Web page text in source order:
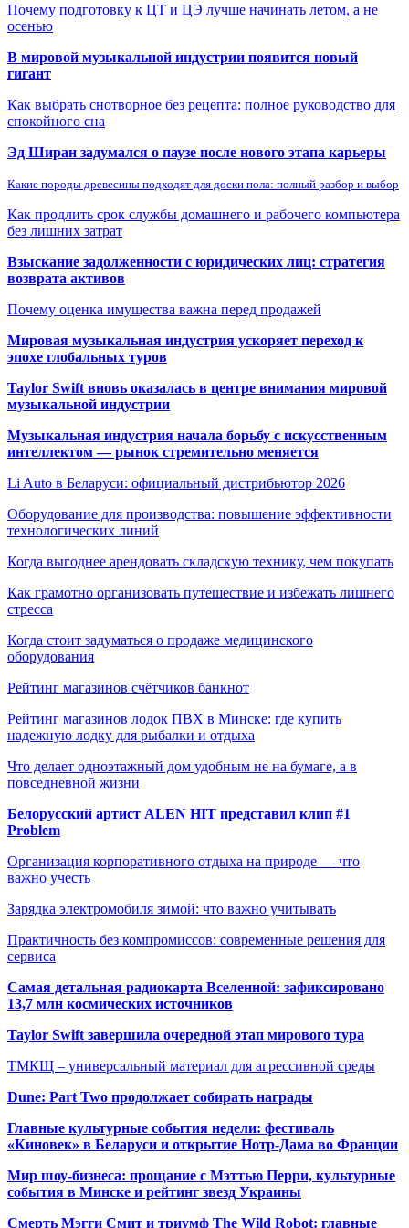
Почему подготовку к ЦТ и ЦЭ лучше начинать летом, а не
осенью
В мировой музыкальной индустрии появится новый
гигант
Как выбрать снотворное без рецепта: полное руководство для
спокойного сна
Эд Ширан задумался о паузе после нового этапа карьеры
Какие породы древесины подходят для доски пола: полный разбор и выбор
Как продлить срок службы домашнего и рабочего компьютера
без лишних затрат
Взыскание задолженности с юридических лиц: стратегия
возврата активов
Почему оценка имущества важна перед продажей
Мировая музыкальная индустрия ускоряет переход к
эпохе глобальных туров
Taylor Swift вновь оказалась в центре внимания мировой
музыкальной индустрии
Музыкальная индустрия начала борьбу с искусственным
интеллектом — рынок стремительно меняется
Li Auto в Беларуси: официальный дистрибьютор 2026
Оборудование для производства: повышение эффективности
технологических линий
Когда выгоднее арендовать складскую технику, чем покупать
Как грамотно организовать путешествие и избежать лишнего
стресса
Когда стоит задуматься о продаже медицинского
оборудования
Рейтинг магазинов счётчиков банкнот
Рейтинг магазинов лодок ПВХ в Минске: где купить
надежную лодку для рыбалки и отдыха
Что делает одноэтажный дом удобным не на бумаге, а в
повседневной жизни
Белорусский артист ALEN HIT представил клип #1
Problem
Организация корпоративного отдыха на природе — что
важно учесть
Зарядка электромобиля зимой: что важно учитывать
Практичность без компромиссов: современные решения для
сервиса
Самая детальная радиокарта Вселенной: зафиксировано
13,7 млн космических источников
Taylor Swift завершила очередной этап мирового тура
ТМКЩ – универсальный материал для агрессивной среды
Dune: Part Two продолжает собирать награды
Главные культурные события недели: фестиваль
«Киновек» в Беларуси и открытие Нотр-Дама во Франции
Мир шоу-бизнеса: прощание с Мэттью Перри, культурные
события в Минске и рейтинг звезд Украины
Смерть Мэгги Смит и триумф The Wild Robot: главные